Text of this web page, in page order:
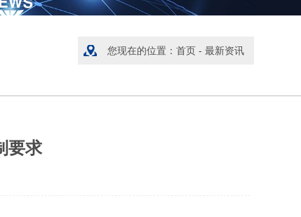
您现在的位置：首页 -最新资讯
要求